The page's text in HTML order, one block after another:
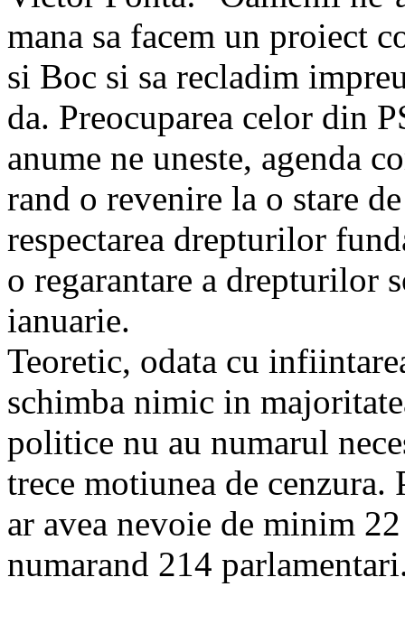
mana sa facem un proiect
si Boc si sa recladim
da. Preocuparea celor din
anume ne uneste, agenda
rand o revenire la o stare
respectarea drepturilor
o regarantare a drepturilor
ianuarie.
Teoretic, odata cu
schimba nimic in
politice nu au numarul
trece motiunea de
ar avea nevoie de minim
numarand 214